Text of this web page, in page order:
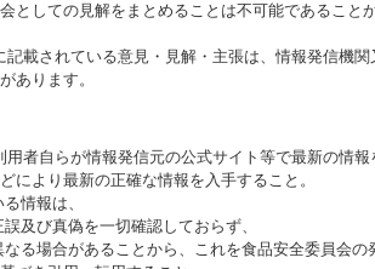
としての見解をまとめることは不可能であること
載されている意見・見解・主張は、情報発信機
あります。
者自らが情報発信元の公式サイト等で最新の情
により最新の正確な情報を入手すること。
情報は、
び真偽を一切確認しておらず、
場合があることから、これを食品安全委員会の